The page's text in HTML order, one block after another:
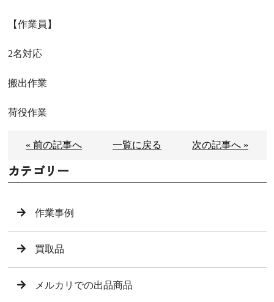
【作業員】
2名対応
搬出作業
荷役作業
« 前の記事へ 一覧に戻る 次の記事へ »
カテゴリー
作業事例
買取品
メルカリでの出品商品